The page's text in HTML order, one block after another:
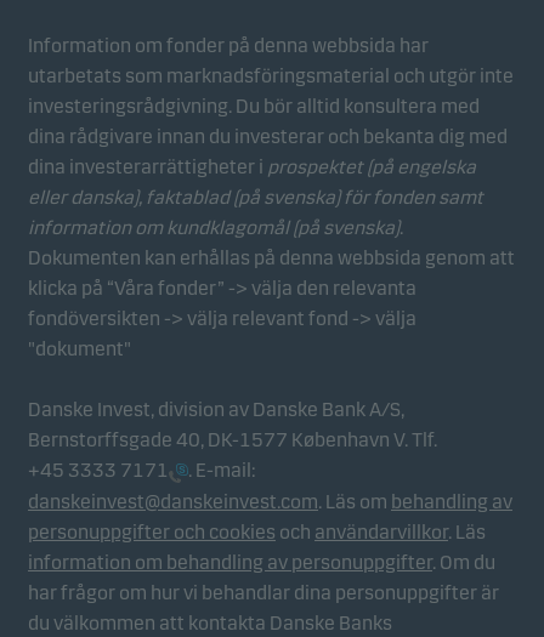
Information om fonder på denna webbsida har
utarbetats som marknadsföringsmaterial och utgör inte
investeringsrådgivning. Du bör alltid konsultera med
dina rådgivare innan du investerar och bekanta dig med
dina investerarrättigheter i prospektet (på engelska
eller danska), faktablad(på svenska) för fonden samt
information om kundklagomål (på svenska).
Dokumenten kan erhållas på denna webbsida genom att
klicka på “Våra fonder” -> välja den relevanta
fondöversikten -> välja relevant fond -> välja
"dokument"
Danske Invest, division av Danske Bank A/S,
Bernstorffsgade 40, DK-1577 København V. Tlf.
+45 3333 7171
. E-mail:
danskeinvest@danskeinvest.com. Läs om behandling av
personuppgifter och cookies och användarvillkor. Läs
information om behandling av personuppgifter. Om du
har frågor om hur vi behandlar dina personuppgifter är
du välkommen att kontakta Danske Banks
inställningar och de påverkar hur sidorna visas.
Statistikcookies
Vi använder statistikcookies för att spåra beteendet
hos besökare på vår webbplats i aggregerad form.
Detta gör det möjligt för oss att mäta och optimera
webbplatsens effektivitet.
Marknadsföringscookies
Marknadsföringscookies gör det möjligt för oss att
beteende så att vi kan tillhandahålla dig relevant
innehåll.